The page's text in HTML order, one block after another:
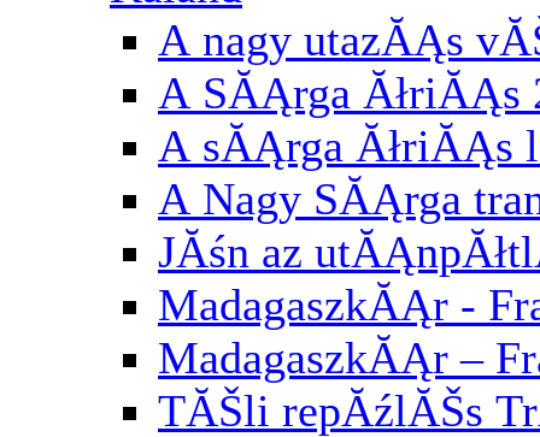
A nagy utazĂĄs
A SĂĄrga ĂłriĂĄs
A sĂĄrga ĂłriĂĄs
A Nagy SĂĄrga
JĂśn az
MadagaszkĂĄr -
MadagaszkĂĄr –
TĂŠli repĂźlĂŠs